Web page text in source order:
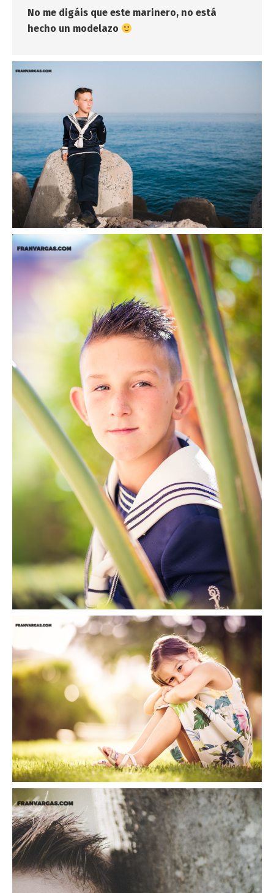
No me digáis que este marinero, no está
hecho un modelazo